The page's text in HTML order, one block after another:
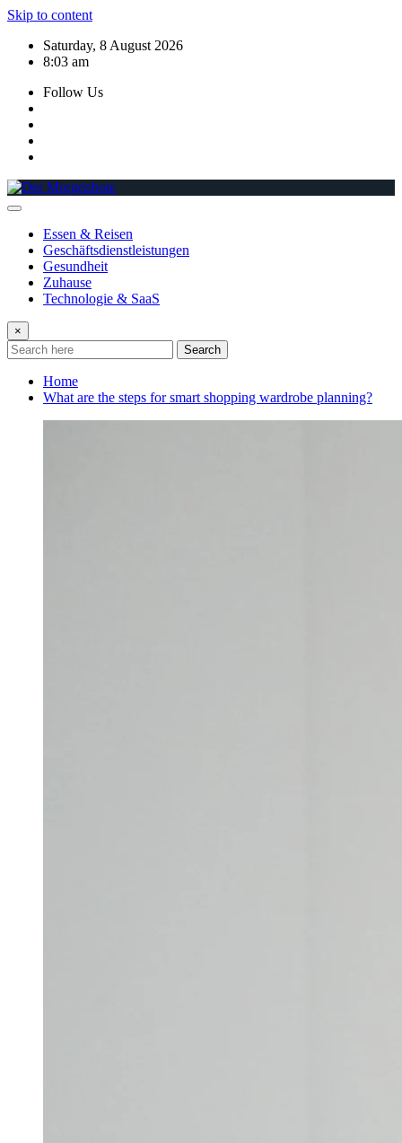
Skip to content
Saturday, 8 August 2026
8:03 am
Follow Us
Essen & Reisen
Geschäftsdienstleistungen
Gesundheit
Zuhause
Technologie & SaaS
×
Search
Home
What are the steps for smart shopping wardrobe planning?